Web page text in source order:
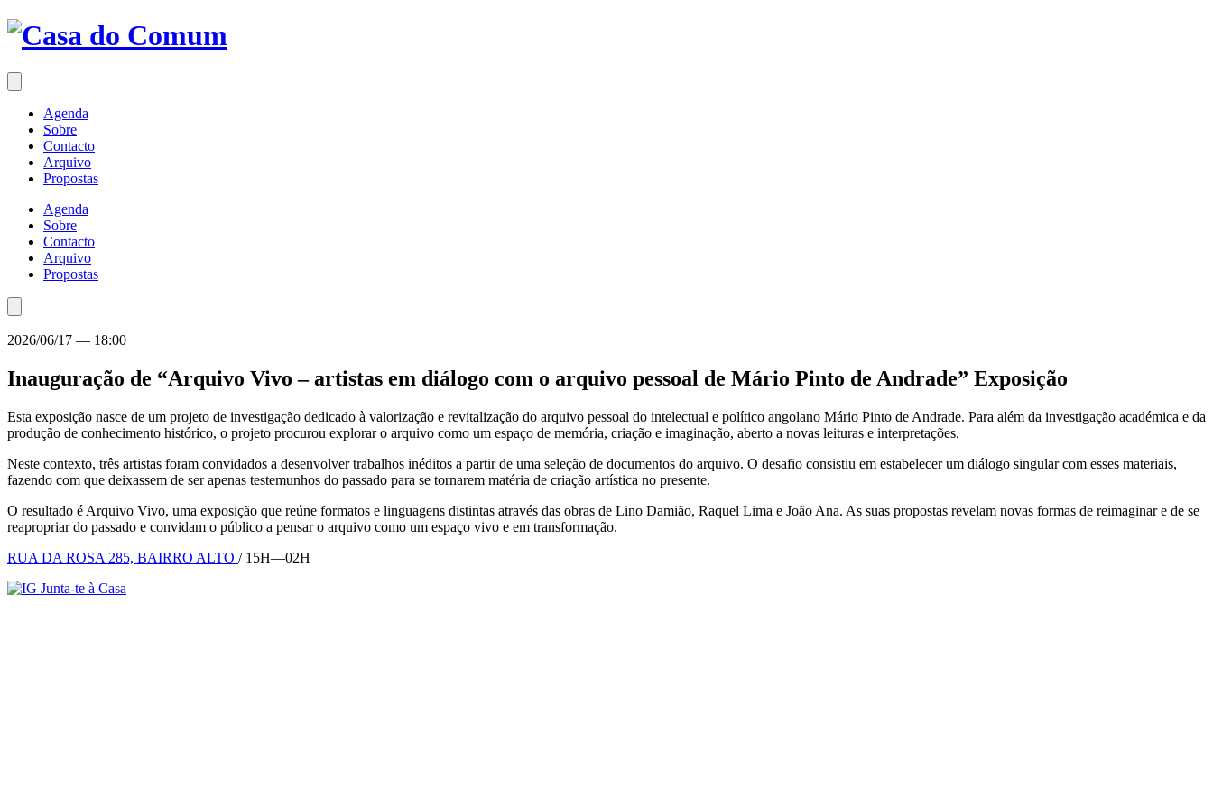
Saltar
para
conteúdo
Agenda
Sobre
Contacto
Arquivo
Propostas
Agenda
Sobre
Contacto
Arquivo
Propostas
2026/06/17 — 18:00
Inauguração de “Arquivo Vivo – artistas em diálogo com o arquivo pessoal de Mário Pinto de Andrade” Exposição
Esta exposição nasce de um projeto de investigação dedicado à valorização e revitalização do arquivo pessoal do intelectual e político angolano Mário Pinto de Andrade. Para além da investigação académica e da
produção de conhecimento histórico, o projeto procurou explorar o arquivo como um espaço de memória, criação e imaginação, aberto a novas leituras e interpretações.
Neste contexto, três artistas foram convidados a desenvolver trabalhos inéditos a partir de uma seleção de documentos do arquivo. O desafio consistiu em estabelecer um diálogo singular com esses materiais,
fazendo com que deixassem de ser apenas testemunhos do passado para se tornarem matéria de criação artística no presente.
O resultado é Arquivo Vivo, uma exposição que reúne formatos e linguagens distintas através das obras de Lino Damião, Raquel Lima e João Ana. As suas propostas revelam novas formas de reimaginar e de se
reapropriar do passado e convidam o público a pensar o arquivo como um espaço vivo e em transformação.
RUA DA ROSA 285, BAIRRO ALTO / 15H—02H
Junta-te à Casa